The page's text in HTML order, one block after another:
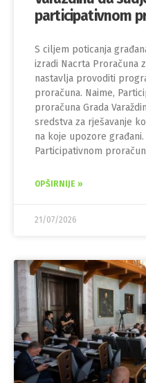
participativnom
S ciljem poticanja
izradi Nacrta Proračuna
nastavlja provoditi
proračuna. Naime,
proračuna Grada
sredstva za rješavanje
na koje upozore
Participativnom
OPŠIRNIJE »
21/07/2026